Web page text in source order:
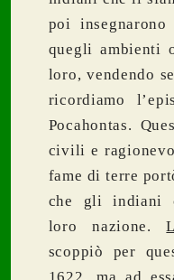
poi
quegli ambienti
loro, vendendo
ricordiamo
Pocahontas.
civili e
fame di terre
che gli indiani
loro nazione.
scoppiò per